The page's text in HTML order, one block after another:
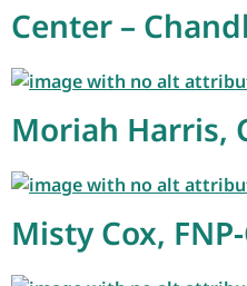
Center –
Moriah Harris,
Misty Cox,